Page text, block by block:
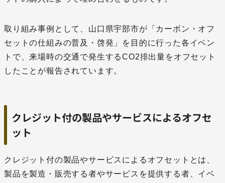
取り組み事例として、山口県宇部市が「カーボン・オフ
セットの仕組みの普及・啓発」を目的に行った各イベン
トで、来場時の交通で発生するCO2排出量をオフセット
したことが報告されています。
クレジット付の製品やサービスによるオフセ
ット
クレジット付の製品やサービスによるオフセットとは、
製品を製造・販売する者やサービスを提供する者、イベ